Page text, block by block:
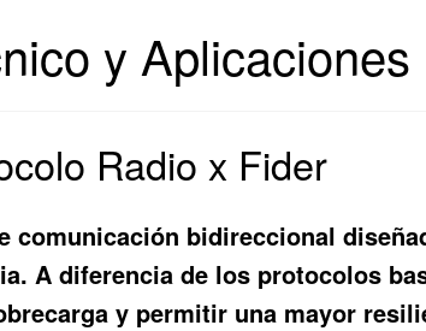
y Aplicaciones
Radio x Fider
comunicación bidireccional
A diferencia de los protocolos
y permitir una mayor